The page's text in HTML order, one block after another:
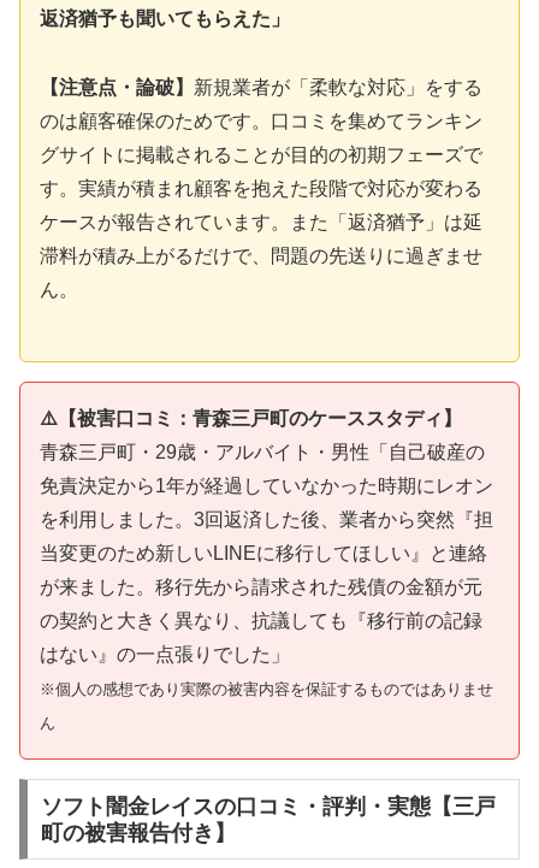
返済猶予も聞いてもらえた」
【注意点・論破】 新規業者が「柔軟な対応」をする
のは顧客確保のためです。口コミを集めてランキン
グサイトに掲載されることが目的の初期フェーズで
す。実績が積まれ顧客を抱えた段階で対応が変わる
ケースが報告されています。また「返済猶予」は延
滞料が積み上がるだけで、問題の先送りに過ぎませ
ん。
⚠️【被害口コミ：青森三戸町のケーススタディ】
青森三戸町・29歳・アルバイト・男性「自己破産の
免責決定から1年が経過していなかった時期にレオン
を利用しました。3回返済した後、業者から突然『担
当変更のため新しいLINEに移行してほしい』と連絡
が来ました。移行先から請求された残債の金額が元
の契約と大きく異なり、抗議しても『移行前の記録
はない』の一点張りでした」
※個人の感想であり実際の被害内容を保証するものではありませ
ん
ソフト闇金レイスの口コミ・評判・実態【三戸
町の被害報告付き】